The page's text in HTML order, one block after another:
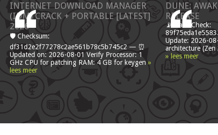
INTERNET DOWNLOAD MANAGER
(IDM) CRACK + PORTABLE [LATEST]
2026
🛡️ Checksum:
df31d2e2f77278c2ae561b78c5b745c2 — ⏰
Updated on: 2026-08-01 Verify Processor: 1
GHz CPU for patching RAM: 4 GB for keygen »
lees meer
DUNE:
RELEASE
📡 Hash Check:
Update: 2026-
architecture
» lees meer